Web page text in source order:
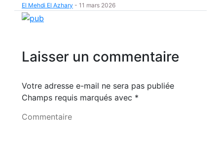
El Mehdi El Azhary - 11 mars 2026
Laisser un commentaire
Votre adresse e-mail ne sera pas publiée
Champs requis marqués avec *
Commentaire